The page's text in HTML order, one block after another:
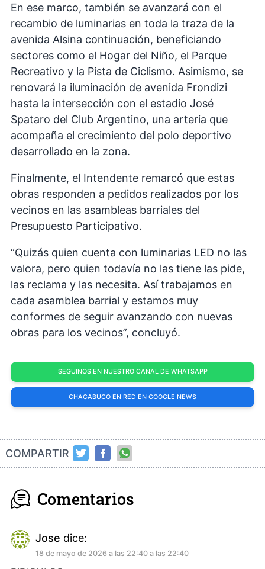
En ese marco, también se avanzará con el
recambio de luminarias en toda la traza de la
avenida Alsina continuación, beneficiando
sectores como el Hogar del Niño, el Parque
Recreativo y la Pista de Ciclismo. Asimismo, se
renovará la iluminación de avenida Frondizi
hasta la intersección con el estadio José
Spataro del Club Argentino, una arteria que
acompaña el crecimiento del polo deportivo
desarrollado en la zona.
Finalmente, el Intendente remarcó que estas
obras responden a pedidos realizados por los
vecinos en las asambleas barriales del
Presupuesto Participativo.
“Quizás quien cuenta con luminarias LED no las
valora, pero quien todavía no las tiene las pide,
las reclama y las necesita. Así trabajamos en
cada asamblea barrial y estamos muy
conformes de seguir avanzando con nuevas
obras para los vecinos”, concluyó.
SEGUINOS EN NUESTRO CANAL DE WHATSAPP
CHACABUCO EN RED EN GOOGLE NEWS
COMPARTIR
Comentarios
Jose dice:
18 de mayo de 2026 a las 22:40 a las 22:40